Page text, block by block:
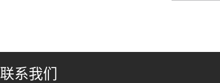
联系我们